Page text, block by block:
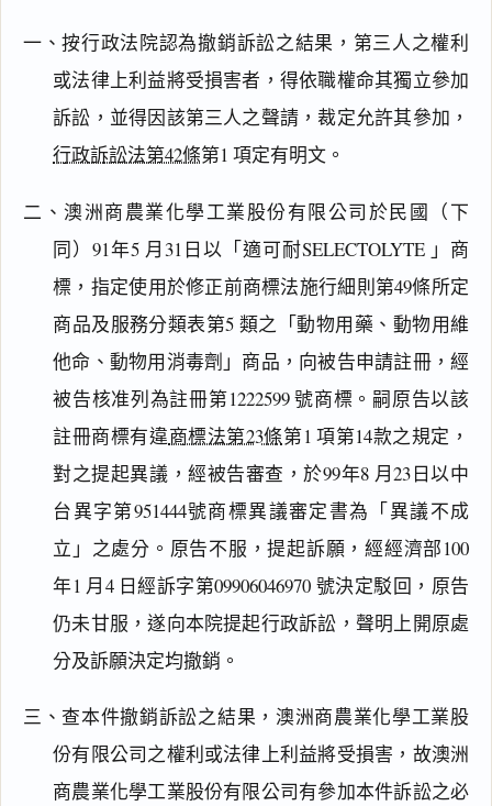
一、按行政法院認為撤銷訴訟之結果，第三人之權利
或法律上利益將受損害者，得依職權命其獨立參加
訴訟，並得因該第三人之聲請，裁定允許其參加，
行政訴訟法第42條第1 項定有明文。
二、澳洲商農業化學工業股份有限公司於民國（下
同）91年5 月31日以「適可耐SELECTOLYTE 」商
標，指定使用於修正前商標法施行細則第49條所定
商品及服務分類表第5 類之「動物用藥、動物用維
他命、動物用消毒劑」商品，向被告申請註冊，經
被告核准列為註冊第1222599 號商標。嗣原告以該
註冊商標有違商標法第23條第1 項第14款之規定，
對之提起異議，經被告審查，於99年8 月23日以中
台異字第951444號商標異議審定書為「異議不成
立」之處分。原告不服，提起訴願，經經濟部100
年1 月4 日經訴字第09906046970 號決定駁回，原告
仍未甘服，遂向本院提起行政訴訟，聲明上開原處
分及訴願決定均撤銷。
三、查本件撤銷訴訟之結果，澳洲商農業化學工業股
份有限公司之權利或法律上利益將受損害，故澳洲
商農業化學工業股份有限公司有參加本件訴訟之必
搜尋本